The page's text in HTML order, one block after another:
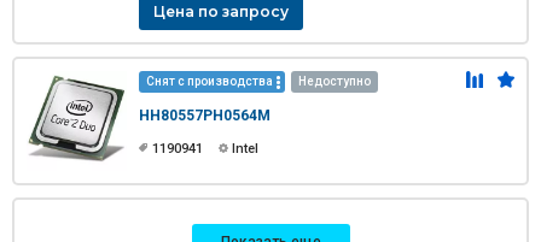
Цена по запросу
Снят с производства Недоступно
HH80557PH0564M
1190941 Intel